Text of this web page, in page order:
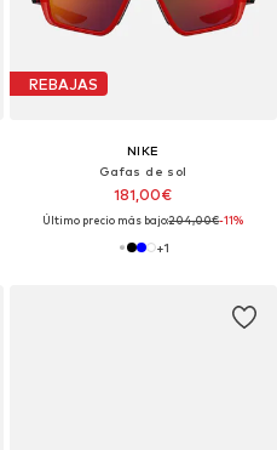
REBAJAS
NIKE
Gafas de sol
181,00€
Último precio más bajo:204,00€-11%
+1